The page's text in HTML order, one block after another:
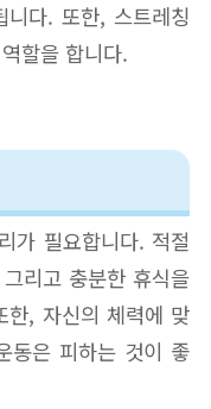
다. 또한, 스트레칭
할을 합니다.
가 필요합니다. 적절
리고 충분한 휴식을
한, 자신의 체력에 맞
동은 피하는 것이 좋